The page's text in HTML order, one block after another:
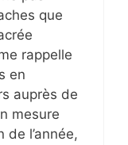
que
rappelle
en
auprès de
mesure
l’année,